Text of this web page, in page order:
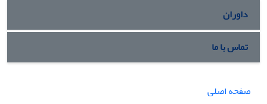
داوران
تماس با ما
صفحه اصلی